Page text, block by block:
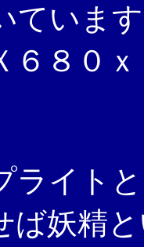
ていま
６８０
イト
ば妖精